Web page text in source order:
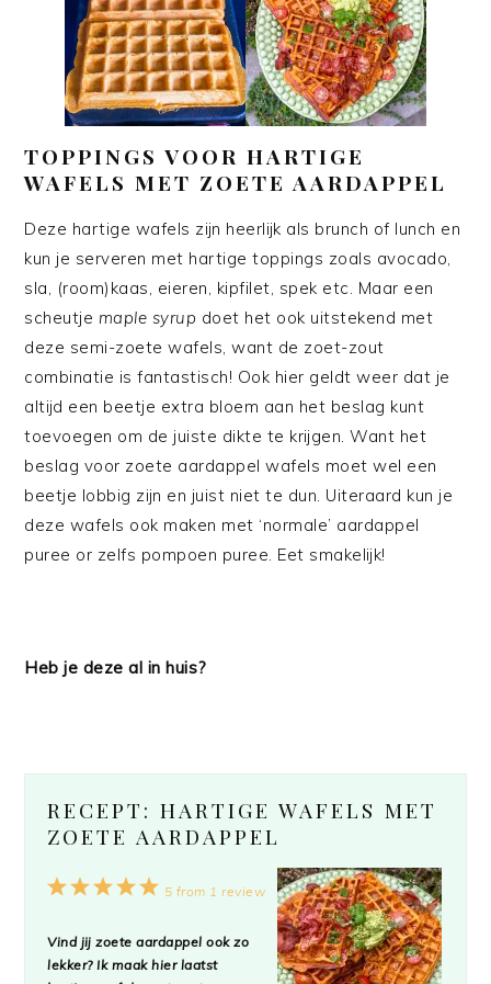
TOPPINGS VOOR HARTIGE
WAFELS MET ZOETE AARDAPPEL
Deze hartige wafels zijn heerlijk als brunch of lunch en
kun je serveren met hartige toppings zoals avocado,
sla, (room)kaas, eieren, kipfilet, spek etc. Maar een
scheutje maple syrup doet het ook uitstekend met
deze semi-zoete wafels, want de zoet-zout
combinatie is fantastisch! Ook hier geldt weer dat je
altijd een beetje extra bloem aan het beslag kunt
toevoegen om de juiste dikte te krijgen. Want het
beslag voor zoete aardappel wafels moet wel een
beetje lobbig zijn en juist niet te dun. Uiteraard kun je
deze wafels ook maken met ‘normale’ aardappel
puree or zelfs pompoen puree. Eet smakelijk!
Heb je deze al in huis?
RECEPT: HARTIGE WAFELS MET
ZOETE AARDAPPEL
5
4
3
2
1
5 from 1 review
Vind jij zoete aardappel ook zo
lekker? Ik maak hier laatst